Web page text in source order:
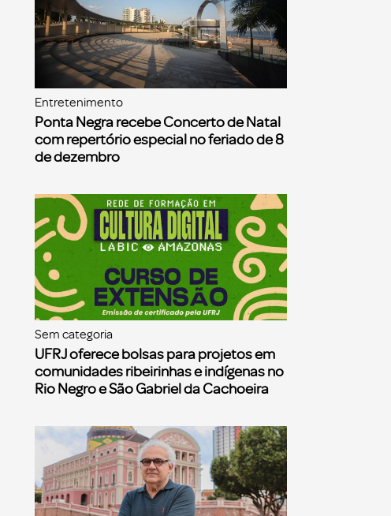
Entretenimento
Ponta Negra recebe Concerto de Natal
com repertório especial no feriado de 8
de dezembro
Sem categoria
UFRJ oferece bolsas para projetos em
comunidades ribeirinhas e indígenas no
Rio Negro e São Gabriel da Cachoeira